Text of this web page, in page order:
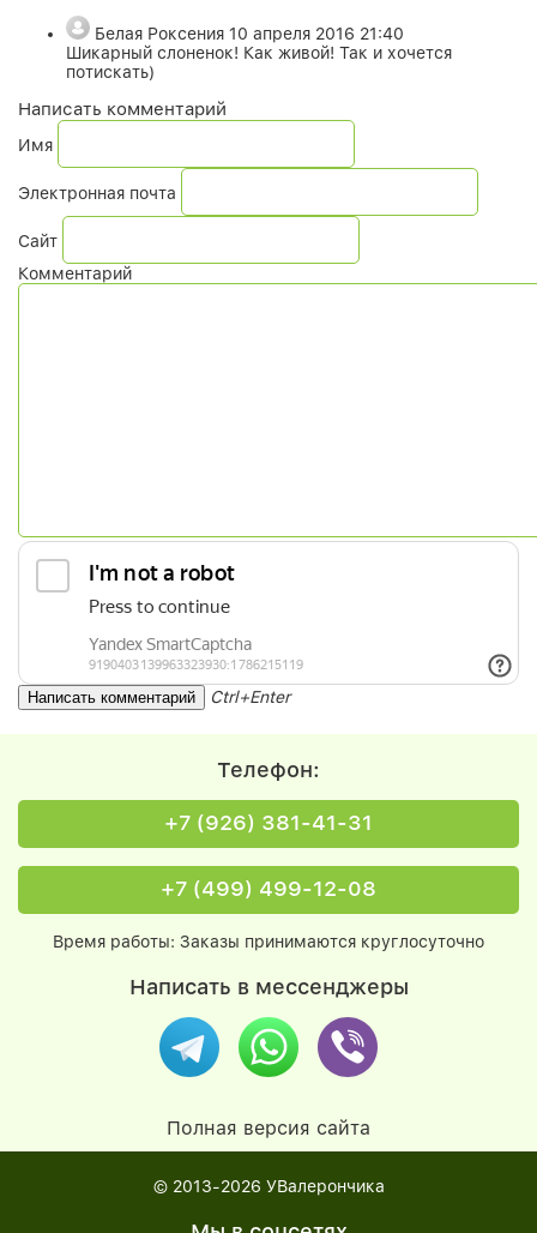
Белая Роксения 10 апреля 2016 21:40
Шикарный слоненок! Как живой! Так и хочется
потискать)
Написать комментарий
Имя
Электронная почта
Сайт
Комментарий
Ctrl+Enter
Телефон:
+7 (926) 381-41-31
+7 (499) 499-12-08
Время работы: Заказы принимаются круглосуточно
Написать в мессенджеры
Полная версия сайта
© 2013-2026 УВалерончика